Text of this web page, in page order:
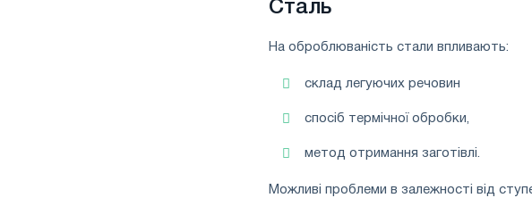
Сталь
На оброблюваність стали впливають:
склад легуючих речовин
спосіб термічної обробки,
метод отримання заготівлі.
Можливі проблеми в залежності від